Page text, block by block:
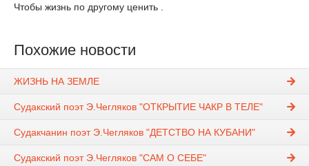
Чтобы жизнь по другому ценить .
Похожие новости
ЖИЗНЬ НА ЗЕМЛЕ
Судакский поэт Э.Чегляков "ОТКРЫТИЕ ЧАКР В ТЕЛЕ"
Судакчанин поэт Э.Чегляков "ДЕТСТВО НА КУБАНИ"
Судакский поэт Э.Чегляков "САМ О СЕБЕ"